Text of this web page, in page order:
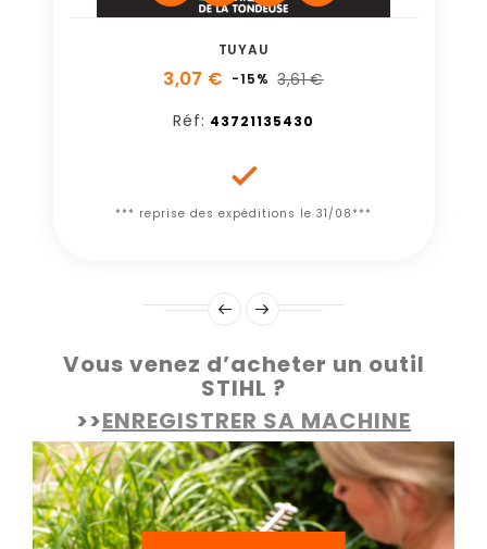
TUYAU
3,07 € -15% 3,61 €
Réf: 43721135430

*** reprise des expéditions le 31/08***
Vous venez d’acheter un outil
STIHL ?
>>ENREGISTRER SA MACHINE